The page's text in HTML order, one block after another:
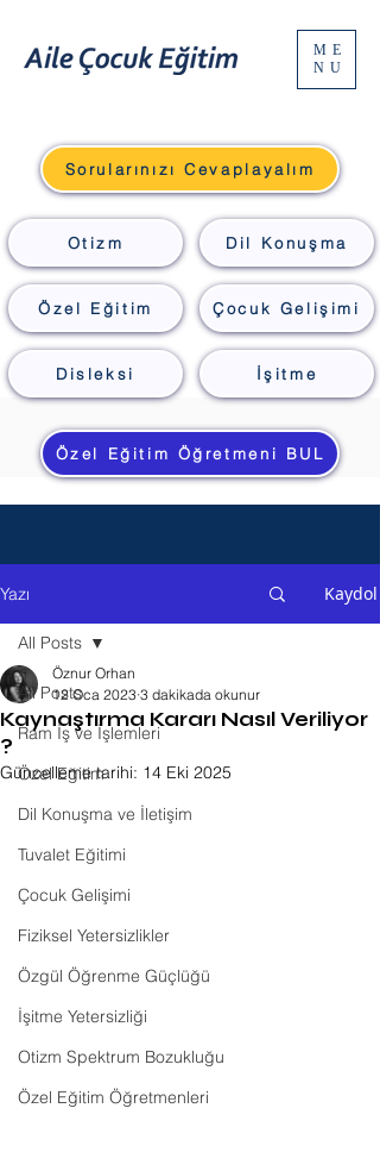
ME
NU
Özel Eğitim Öğretmeni BUL
Sorularınızı Cevaplayalım
Dil Konuşma
Özel Eğitim
Disleksi İşitme
Çocuk Gelişimi
Otizm
Yazı Kaydol
All Posts
Ram İş ve İşlemleri
Özel Eğitim
Dil Konuşma ve İletişim
Tuvalet Eğitimi
Çocuk Gelişimi
Fiziksel Yetersizlikler
Özgül Öğrenme Güçlüğü
İşitme Yetersizliği
Otizm Spektrum Bozukluğu
Özel Eğitim Öğretmenleri
All Posts
Kaynaştırma Kararı Nasıl Veriliyor
?
Öznur Orhan
12 Oca 2023 3 dakikada okunur
Güncelleme tarihi: 14 Eki 2025